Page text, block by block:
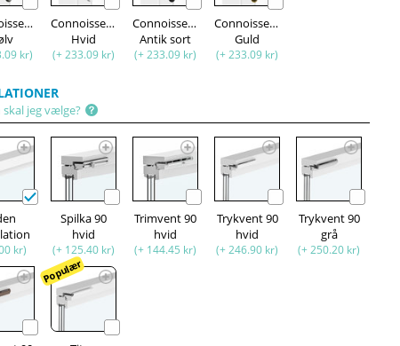
kr)
Connoisseur
Hvid
(+ 233.09 kr)
Connoisseur
Antik sort
(+ 233.09 kr)
Connoisseur
Guld
(+ 233.09 kr)
jeg vælge?
kr)
Spilka 90
hvid
(+ 125.40 kr)
Trimvent 90
hvid
(+ 144.45 kr)
Trykvent 90
hvid
(+ 246.90 kr)
Trykvent 90
grå
(+ 250.20 kr)
Populær